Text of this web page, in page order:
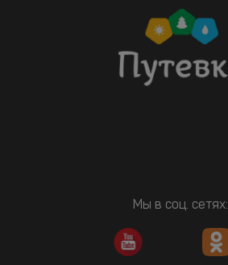
Мы в соц. сетях: